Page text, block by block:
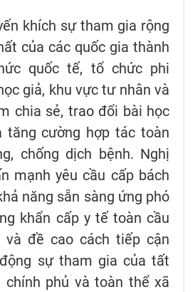
khích sự tham gia rộng
của các quốc gia thành
quốc tế, tổ chức phi
giả, khu vực tư nhân và
chia sẻ, trao đổi bài học
tăng cường hợp tác toàn
chống dịch bệnh. Nghị
mạnh yêu cầu cấp bách
năng sẵn sàng ứng phó
khẩn cấp y tế toàn cầu
đề cao cách tiếp cận
sự tham gia của tất
chính phủ và toàn thể xã